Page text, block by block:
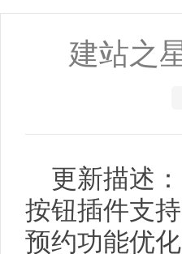
建站之
更新描述
按钮插件支
预约功能优